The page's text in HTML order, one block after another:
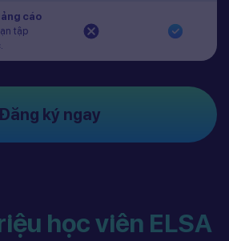
cáo
tập
Đăng ký ngay
học viên ELSA